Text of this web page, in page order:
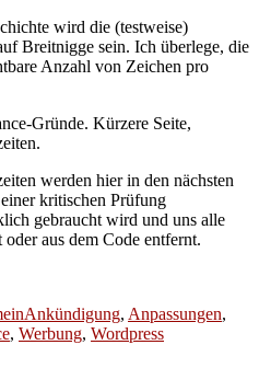
wird die (testweise)
Breitnigge sein. Ich überlege, die
Anzahl von Zeichen pro
Gründe. Kürzere Seite,
werden hier in den nächsten
kritischen Prüfung
gebraucht wird und uns alle
aus dem Code entfernt.
Schlagwörter
Ankündigung, Anpassungen,
, Werbung, Wordpress